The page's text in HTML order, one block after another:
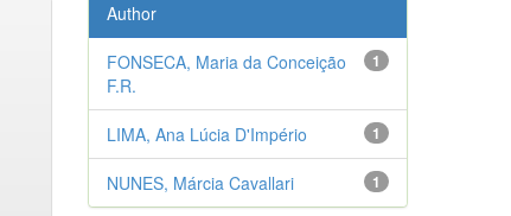
Author
1
FONSECA, Maria da Conceição
F.R.
1
LIMA, Ana Lúcia D'Império
1
NUNES, Márcia Cavallari